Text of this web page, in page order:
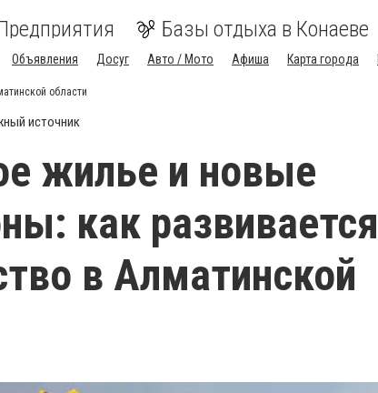
Базы отдыха в Конаеве
Объявления Досуг Авто / Мото Афиша Карта города
области
источник
жилье и новые
как развивается
в Алматинской